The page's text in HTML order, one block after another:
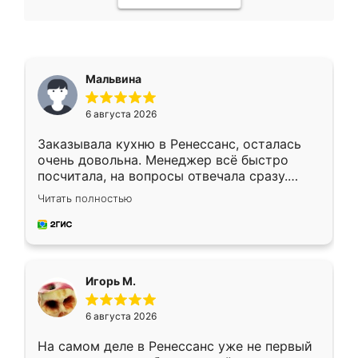
Мальвина
6 августа 2026
Заказывала кухню в Ренессанс, осталась
очень довольна. Менеджер всё быстро
посчитала, на вопросы отвечала сразу.
Замерщик приехал в субботу, подошёл к
делу со всей ответственностью. Собрали
за день, ребята работали аккуратно, даже
Читать полностью
Игорь М.
6 августа 2026
На самом деле в Ренессанс уже не первый